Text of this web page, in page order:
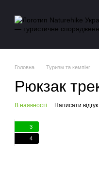
Головна Туризм та кемпінг
Рюкзак
В наявності Написати відгук
3
4